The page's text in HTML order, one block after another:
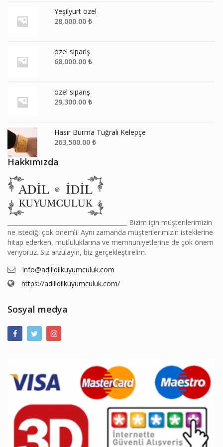
Yeşilyurt özel
28,000.00 ₺
özel sipariş
68,000.00 ₺
özel sipariş
29,300.00 ₺
Hasır Burma Tuğralı Kelepçe
263,500.00 ₺
Hakkımızda
________________________________________ Bizim için müşterilerimizin
ne istediği çok önemli. Aynı zamanda müşterilerimizin isteklerine
hitap ederken, mutluluklarına ve memnuniyetlerine de çok önem
veriyoruz. Siz arzulayın, biz gerçekleştirelim.
info@adilidilkuyumculuk.com
https://adilidilkuyumculuk.com/
Sosyal medya